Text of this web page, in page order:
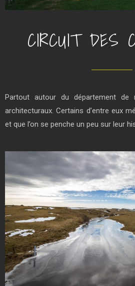
CIRCUIT DES
Partout autour du département de
architecturaux. Certains d’entre eux
et que l’on se penche un peu sur leur